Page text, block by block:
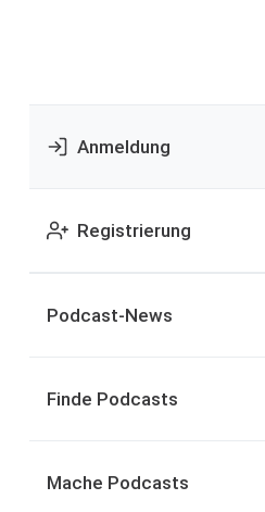
Anmeldung
Registrierung
Podcast-News
Finde Podcasts
Mache Podcasts